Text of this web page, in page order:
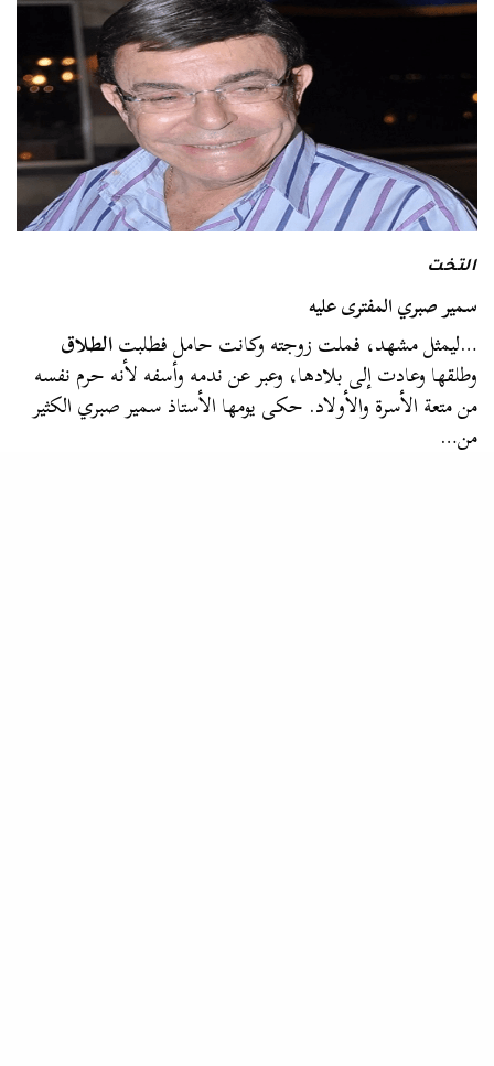
التخت
سمير صبري المفترى عليه
…ليمثل مشهد، فملت زوجته وكانت حامل فطلبتالطلاق
وطلقها وعادت إلى بلادها، وعبر عن ندمه وأسفه لأنه حرم نفسه
من متعة الأسرة والأولاد. حكى يومها الأستاذ سمير صبري الكثير
من…